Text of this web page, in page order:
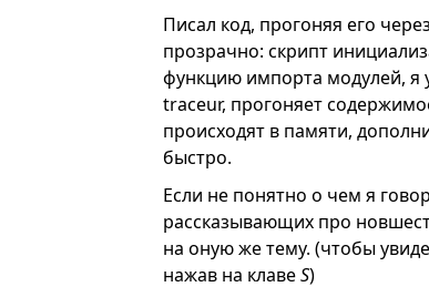
Писал код, прогоняя его
прозрачно: скрипт
функцию импорта модулей, я
traceur, прогоняет
происходят в памяти,
быстро.
Если не понятно о чем я
рассказывающих про
на оную же тему. (чтобы
нажав на клавеS)